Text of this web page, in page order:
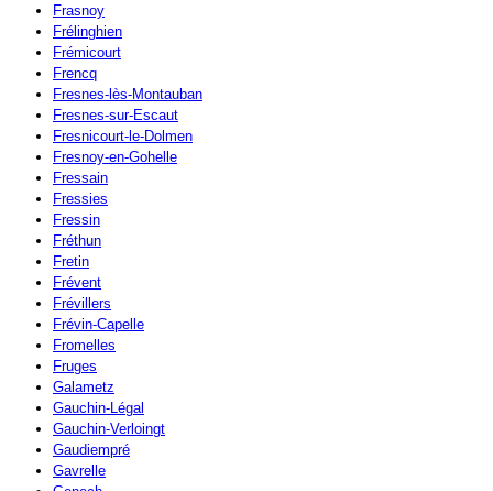
Frasnoy
Frélinghien
Frémicourt
Frencq
Fresnes-lès-Montauban
Fresnes-sur-Escaut
Fresnicourt-le-Dolmen
Fresnoy-en-Gohelle
Fressain
Fressies
Fressin
Fréthun
Fretin
Frévent
Frévillers
Frévin-Capelle
Fromelles
Fruges
Galametz
Gauchin-Légal
Gauchin-Verloingt
Gaudiempré
Gavrelle